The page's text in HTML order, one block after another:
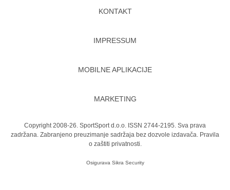
KONTAKT
IMPRESSUM
MOBILNE APLIKACIJE
MARKETING
Copyright 2008-26. SportSport d.o.o. ISSN 2744-2195. Sva prava
zadržana. Zabranjeno preuzimanje sadržaja bez dozvole izdavača. Pravila
o zaštiti privatnosti.
Osigurava Sikra Security